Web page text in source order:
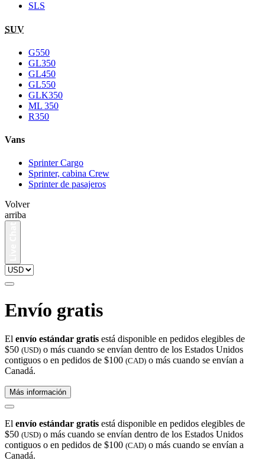
SLS
SUV
G550
GL350
GL450
GL550
GLK350
ML 350
R350
Vans
Sprinter Cargo
Sprinter, cabina Crew
Sprinter de pasajeros
Volver
arriba
Envío gratis
El envío estándar gratis está disponible en pedidos elegibles de
$50 (USD) o más cuando se envían dentro de los Estados Unidos
contiguos o en pedidos de $100 (CAD) o más cuando se envían a
Canadá.
Más información
El envío estándar gratis está disponible en pedidos elegibles de
$50 (USD) o más cuando se envían dentro de los Estados Unidos
contiguos o en pedidos de $100 (CAD) o más cuando se envían a
Canadá.